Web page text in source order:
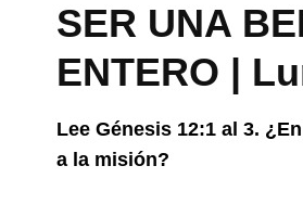
SER UNA
ENTERO |
Lee Génesis 12:1 al 3.
a la misión?